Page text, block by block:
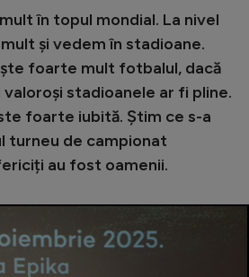
în topul mondial. La nivel
și vedem în stadioane.
foarte mult fotbalul, dacă
stadioanele ar fi pline.
foarte iubită. Știm ce s-a
turneu de campionat
au fost oamenii.